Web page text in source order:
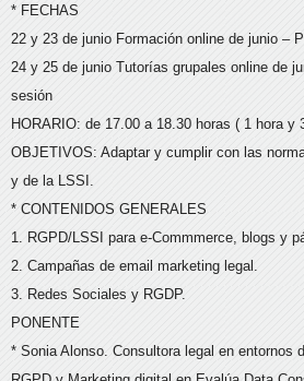
* FECHAS
22 y 23 de junio Formación online de junio –
24 y 25 de junio Tutorías grupales online de
sesión
HORARIO: de 17.00 a 18.30 horas ( 1 hora y
OBJETIVOS: Adaptar y cumplir con las
y de la LSSI.
* CONTENIDOS GENERALES
1. RGPD/LSSI para e-Commmerce, blogs y
2. Campañas de email marketing legal.
3. Redes Sociales y RGDP.
PONENTE
* Sonia Alonso. Consultora legal en entornos